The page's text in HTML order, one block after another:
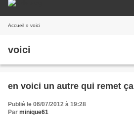
Accueil » voici
voici
en voici un autre qui remet ça
Publié le 06/07/2012 à 19:28
Par minique61